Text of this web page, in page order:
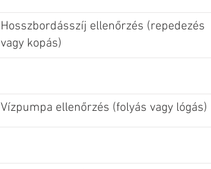
Hosszbordásszíj ellenőrzés (repedezés
vagy kopás)
Vízpumpa ellenőrzés (folyás vagy lógás)